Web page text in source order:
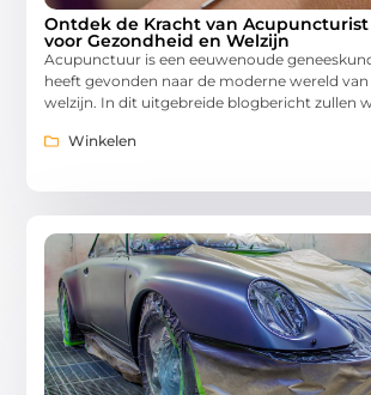
Ontdek de Kracht van
voor Gezondheid en Welzijn
Acupunctuur is een eeuwenoude
heeft gevonden naar de moderne wereld
welzijn. In dit uitgebreide blogbericht zullen
Winkelen